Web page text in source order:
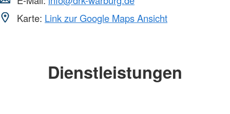
Karte: Link zur Google Maps Ansicht
Dienstleistungen